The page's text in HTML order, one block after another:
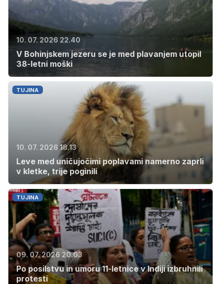
10. 07. 2026 22.40
V Bohinjskem jezeru se je med plavanjem utopil
38-letni moški
TUJINA
10. 07. 2026 18.13
Leve med uničujočimi poplavami namerno zaprli
v kletke, trije poginili
TUJINA
09. 07. 2026 20.03
Po posilstvu in umoru 11-letnice v Indiji izbruhnili
protesti